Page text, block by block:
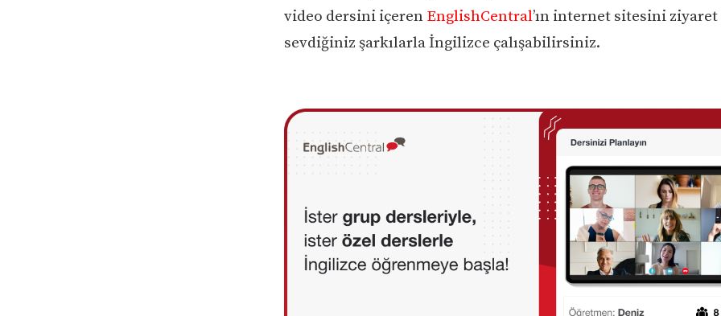
video dersini içeren EnglishCentral’ın internet sitesini ziyaret
sevdiğiniz şarkılarla İngilizce çalışabilirsiniz.